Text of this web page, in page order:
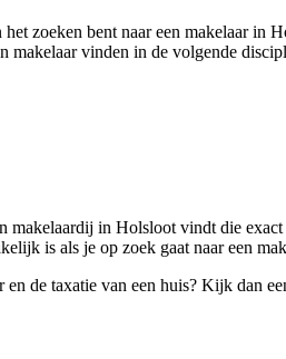
zoeken bent naar een makelaar in
makelaar vinden in de volgende
makelaardij in Holsloot vindt die
is als je op zoek gaat naar een
en de taxatie van een huis? Kijk dan